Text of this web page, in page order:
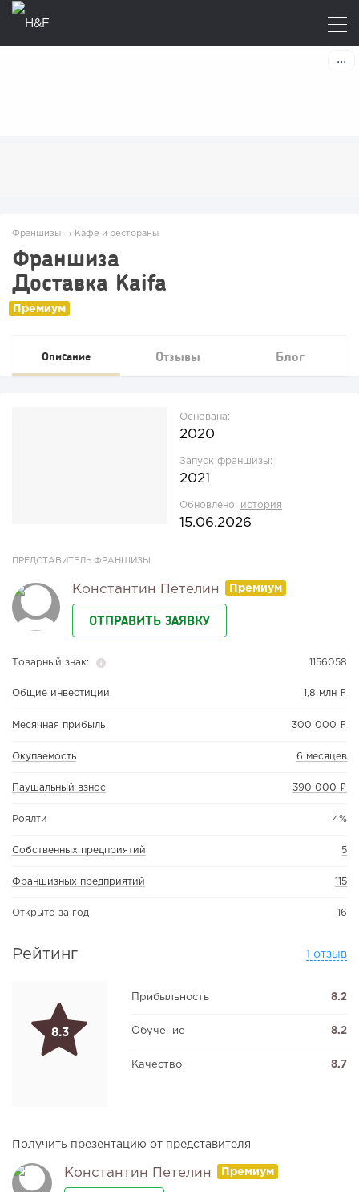
Франшизы → Кафе и рестораны
Франшиза
Доставка Kaifa
Описание Отзывы Блог
Основана:
2020
Запуск франшизы:
2021
Обновлено: история
15.06.2026
ПРЕДСТАВИТЕЛЬ ФРАНШИЗЫ
Константин Петелин
ОТПРАВИТЬ ЗАЯВКУ
Товарный знак: 1156058
Общие инвестиции 1,8 млн ₽
Месячная прибыль 300 000 ₽
Окупаемость 6 месяцев
Паушальный взнос 390 000 ₽
Роялти 4%
Собственных предприятий 5
Франшизных предприятий 115
Открыто за год 16
Рейтинг 1 отзыв
8.3
Прибыльность 8.2
Обучение 8.2
Качество 8.7
Получить презентацию от представителя
Константин Петелин